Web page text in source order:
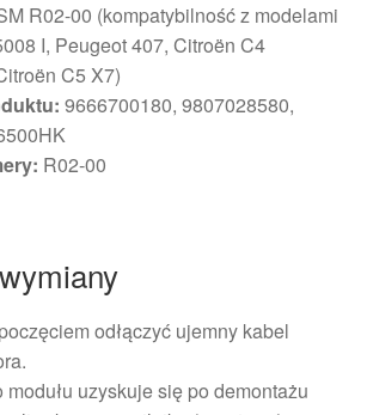
R02-00 (kompatybilność z modelami
I, Peugeot 407, Citroën C4
C5 X7)
9666700180, 9807028580,
R02-00
odłączyć ujemny kabel
modułu uzyskuje się po demontażu